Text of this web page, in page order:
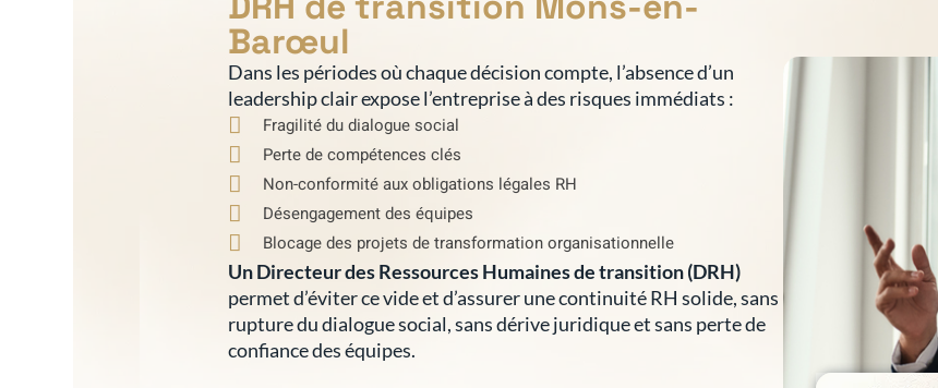
Barœul
Dans les périodes où chaque décision compte, l’absence d’un
leadership clair expose l’entreprise à des risques immédiats :
Fragilité du dialogue social
Perte de compétences clés
Non-conformité aux obligations légales RH
Désengagement des équipes
Blocage des projets de transformation organisationnelle
Un Directeur des Ressources Humaines de transition (DRH)
permet d’éviter ce vide et d’assurer une continuité RH solide, sans
rupture du dialogue social, sans dérive juridique et sans perte de
confiance des équipes.